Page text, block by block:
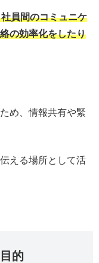
員間のコミュニケ
の効率化をしたり
め、情報共有や緊
える場所として活
的